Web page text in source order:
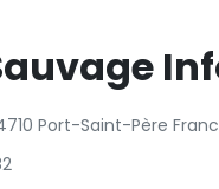
Port-Saint-Père